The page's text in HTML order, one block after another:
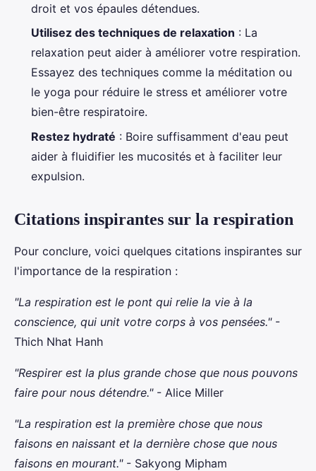
droit et vos épaules détendues.
Utilisez des techniques de relaxation : La
relaxation peut aider à améliorer votre respiration.
Essayez des techniques comme la méditation ou
le yoga pour réduire le stress et améliorer votre
bien-être respiratoire.
Restez hydraté : Boire suffisamment d'eau peut
aider à fluidifier les mucosités et à faciliter leur
expulsion.
Citations inspirantes sur la respiration
Pour conclure, voici quelques citations inspirantes sur
l'importance de la respiration :
"La respiration est le pont qui relie la vie à la
conscience, qui unit votre corps à vos pensées."-
Thich Nhat Hanh
"Respirer est la plus grande chose que nous pouvons
faire pour nous détendre."- Alice Miller
"La respiration est la première chose que nous
faisons en naissant et la dernière chose que nous
faisons en mourant."- Sakyong Mipham